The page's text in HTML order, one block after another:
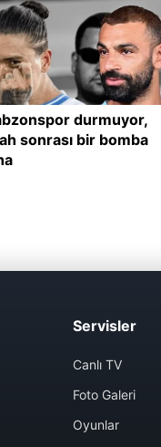
Servisler
Canlı TV
Foto Galeri
Oyunlar